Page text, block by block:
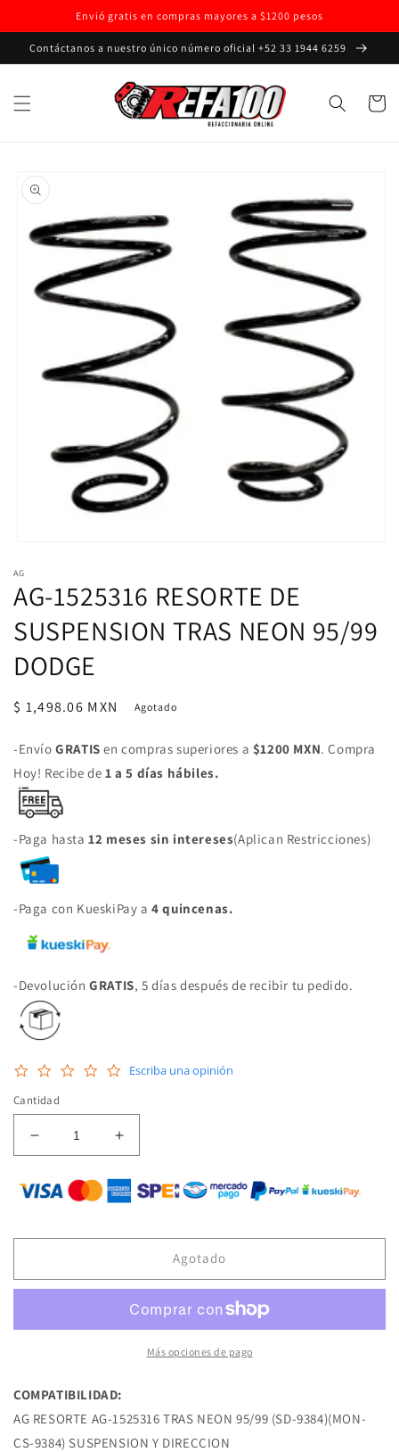
directamente
al contenido
Envió gratis en compras mayores a $1200 pesos
Contáctanos a nuestro único número oficial +52 33 1944 6259
Carrito
a la
información
del producto
multimedia
1
en
ventana
modal
AG
AG-1525316 RESORTE DE
SUSPENSION TRAS NEON 95/99
DODGE
Precio
$ 1,498.06 MXN Agotado
-EnvíoGRATIS en compras superiores a $1200 MXN. Compra
Hoy! Recibe de 1 a 5 días hábiles.
-Paga hasta12 meses sin intereses(Aplican Restricciones)
-Paga con KueskiPay a4 quincenas.
-DevoluciónGRATIS, 5 días después de recibir tu pedido.
0.0
Escriba una opinión
Cantidad
Reducir
cantidad
para
AG-
RESORTE
TRAS
95/99
Aumentar
cantidad
para
AG-
RESORTE
TRAS
NEON
95/99
DODGE
Agotado
Más opciones de pago
COMPATIBILIDAD:
AG RESORTE AG-1525316 TRAS NEON 95/99 (SD-9384)(MON-
CS-9384) SUSPENSION Y DIRECCION